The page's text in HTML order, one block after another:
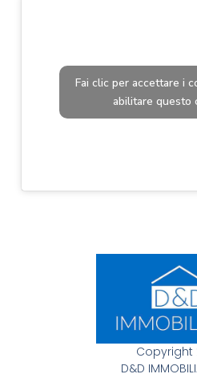
Copyright
D&D
Fai clic per accettare i
abilitare questo